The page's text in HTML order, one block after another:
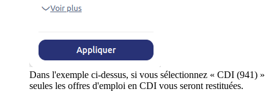
Dans l'exemple ci-dessus, si vous sélectionnez « CDI (941) »
seules les offres d'emploi en CDI vous seront restituées.